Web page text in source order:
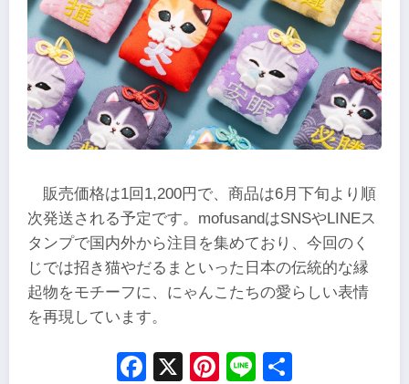
販売価格は1回1,200円で、商品は6月下旬より順
次発送される予定です。mofusandはSNSやLINEス
タンプで国内外から注目を集めており、今回のく
じでは招き猫やだるまといった日本の伝統的な縁
起物をモチーフに、にゃんこたちの愛らしい表情
を再現しています。
Facebook
X Pinterest
Line